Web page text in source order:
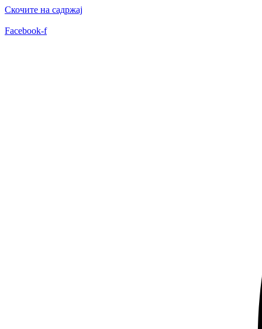
Скочите на садржај
Facebook-f